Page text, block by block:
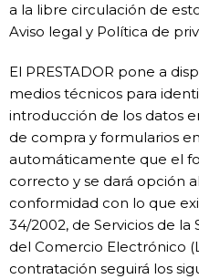
a la libre circulación de
Aviso legal y Política de
El PRESTADOR pone a
medios técnicos para
introducción de los datos
de compra y formularios
automáticamente que el
correcto y se dará opción
conformidad con lo que
34/2002, de Servicios de
del Comercio Electrónico
contratación seguirá los